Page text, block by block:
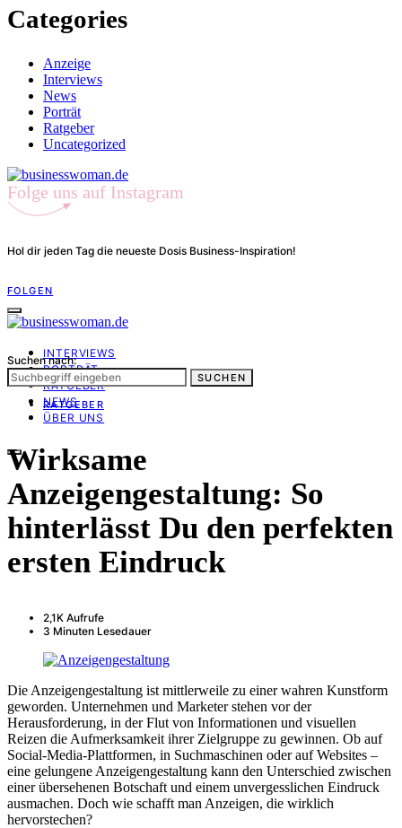
Categories
Anzeige
Interviews
News
Porträt
Ratgeber
Uncategorized
Folge uns auf Instagram
Hol dir jeden Tag die neueste Dosis Business-Inspiration!
FOLGEN
INTERVIEWS
PORTRÄT
RATGEBER
NEWS
ÜBER UNS
Suchen nach:
SUCHEN
RATGEBER
Wirksame
Anzeigengestaltung: So
hinterlässt Du den perfekten
ersten Eindruck
2,1K Aufrufe
3 Minuten Lesedauer
Die Anzeigengestaltung ist mittlerweile zu einer wahren Kunstform
geworden. Unternehmen und Marketer stehen vor der
Herausforderung, in der Flut von Informationen und visuellen
Reizen die Aufmerksamkeit ihrer Zielgruppe zu gewinnen. Ob auf
Social-Media-Plattformen, in Suchmaschinen oder auf Websites –
eine gelungene Anzeigengestaltung kann den Unterschied zwischen
einer übersehenen Botschaft und einem unvergesslichen Eindruck
ausmachen. Doch wie schafft man Anzeigen, die wirklich
hervorstechen?